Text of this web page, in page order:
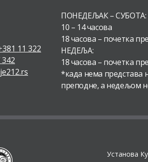
11 322
ПОНЕДЕЉАК – СУБОТА:
10 – 14 часова
18 часова – почетка
НЕДЕЉА:
18 часова – почетка
*када нема представа
преподне, а недељом
Установа